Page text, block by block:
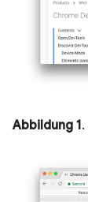
Abbildung 1.